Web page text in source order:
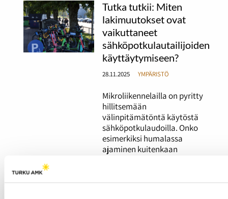
Tutka tutkii: Miten
lakimuutokset ovat
vaikuttaneet
sähköpotkulautailijoiden
käyttäytymiseen?
28.11.2025 YMPÄRISTÖ
Mikroliikennelailla on pyritty
hillitsemään
välinpitämätöntä käytöstä
sähköpotkulaudoilla. Onko
esimerkiksi humalassa
ajaminen kuitenkaan